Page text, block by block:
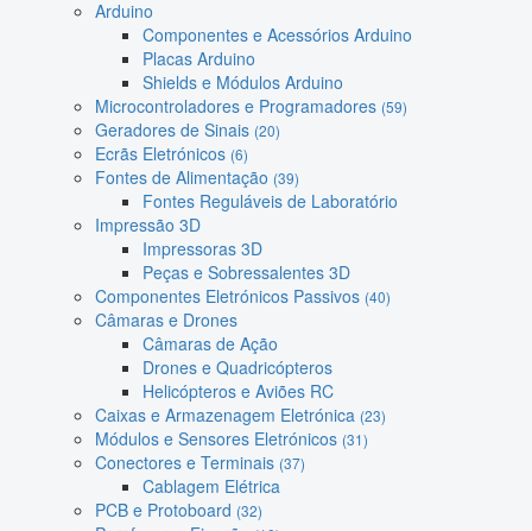
Arduino
Componentes e Acessórios Arduino
Placas Arduino
Shields e Módulos Arduino
Microcontroladores e Programadores (59)
Geradores de Sinais (20)
Ecrãs Eletrónicos (6)
Fontes de Alimentação (39)
Fontes Reguláveis de Laboratório
Impressão 3D
Impressoras 3D
Peças e Sobressalentes 3D
Componentes Eletrónicos Passivos (40)
Câmaras e Drones
Câmaras de Ação
Drones e Quadricópteros
Helicópteros e Aviões RC
Caixas e Armazenagem Eletrónica (23)
Módulos e Sensores Eletrónicos (31)
Conectores e Terminais (37)
Cablagem Elétrica
PCB e Protoboard (32)